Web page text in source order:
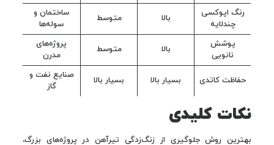
رنگ اپوکسی
چندلایه
بالا متوسط
ساختمان و
سوله‌ها
پوشش
نانویی
بالا متوسط
پروژه‌های
مدرن
حفاظت کاتدی بسیار بالا بسیار بالا
صنایع نفت و
گاز
نکات کلیدی
بهترین روش جلوگیری از زنگ‌زدگی تیرآهن در پروژه‌های بزرگ،